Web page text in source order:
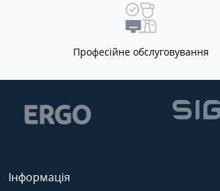
Професійне обслуговування
Інформація